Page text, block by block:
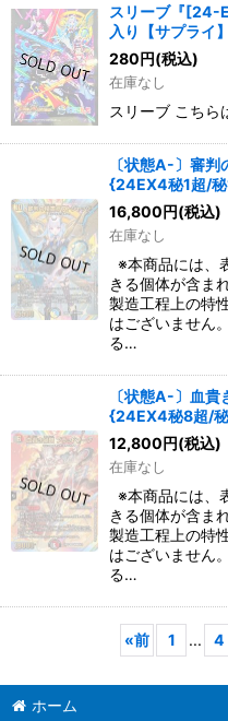
スリーブ『[24-
入り【サプライ
280円(税込)
在庫なし
スリーブ こちら
〔状態A-〕審判
{24EX4秘1超/秘
16,800円(税込)
在庫なし
※本商品には、
きる個体が含ま
製造工程上の特
はございません
る…
〔状態A-〕血貴
{24EX4秘8超/秘
12,800円(税込)
在庫なし
※本商品には、
きる個体が含ま
製造工程上の特
はございません
る…
«前 1 ... 4
ホーム